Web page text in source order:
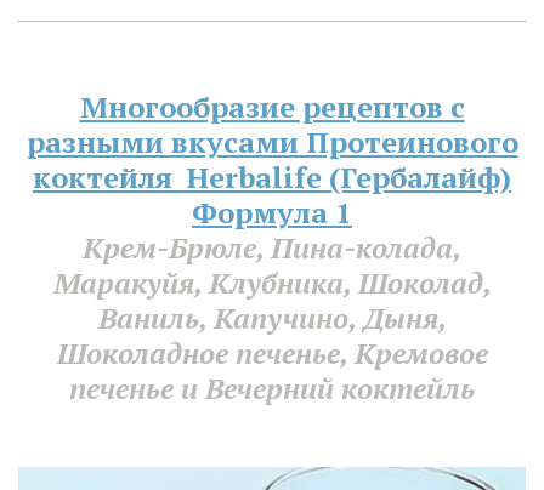
Многообразие рецептов с
разными вкусами Протеинового
коктейля Herbalife (Гербалайф)
Формула 1
Крем-Брюле, Пина-колада,
Маракуйя, Клубника, Шоколад,
Ваниль, Капучино, Дыня,
Шоколадное печенье, Кремовое
печенье и Вечерний коктейль­­­­­­